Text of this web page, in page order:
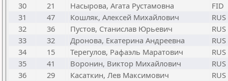
30
21 Насырова, Агата Рустамовна
FID
31
47 Кошляк, Алексей Михайлович
RUS
32
36 Пустов, Станислав Юрьевич
RUS
33
32 Дронова, Екатерина Андреевна
RUS
34
15 Терегулов, Рафаэль Маратович
RUS
35
41 Воронин, Виктор Михайлович
RUS
36
29 Касаткин, Лев Максимович
RUS